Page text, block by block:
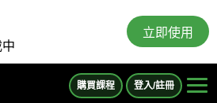
立即使用
購買課程 登入/註冊